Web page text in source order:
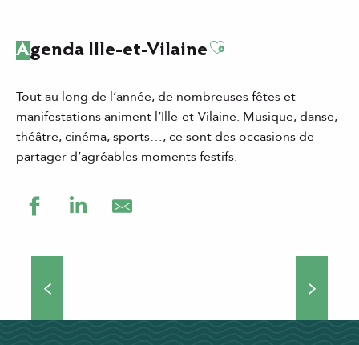
Agenda Ille-et-VilaineAjouter aux
Tout au long de l’année, de nombreuses fêtes et
manifestations animent l’Ille-et-Vilaine. Musique, danse,
théâtre, cinéma, sports…, ce sont des occasions de
partager d’agréables moments festifs.
Théâtre de rue, concerts, manifestations culturelles et
sportives… Si vous choisissez de venir séjourner en Ille-
DÉCOUVRIR